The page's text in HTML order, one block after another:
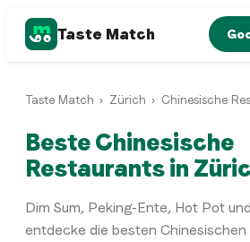
Taste Match
Taste Match › Zürich › Chinesische
Beste Chinesische
Restaurants in
Dim Sum, Peking-Ente, Hot Pot
entdecke die besten